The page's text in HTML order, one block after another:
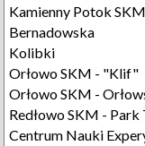
Kamienny Potok
Bernadowska
Kolibki
Orłowo SKM - "Klif"
Orłowo SKM -
Redłowo SKM -
Centrum Nauki